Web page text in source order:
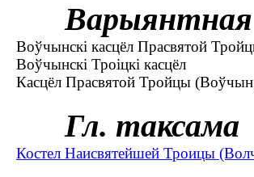
Воўчынскі касцёл Прасвятой
Воўчынскі Троіцкі касцёл
Касцёл Прасвятой Тройцы (Воўчын,
Гл. таксама
Костел Наисвятейшей Троицы